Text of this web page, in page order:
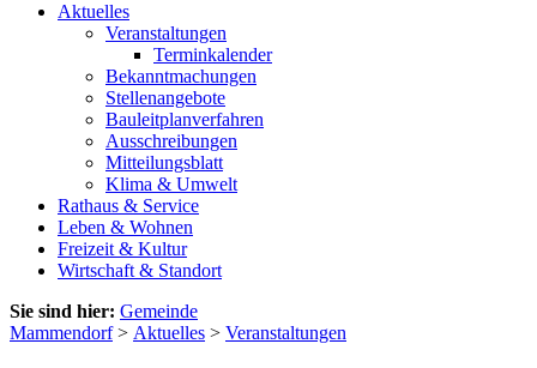
Aktuelles
Veranstaltungen
Terminkalender
Bekanntmachungen
Stellenangebote
Bauleitplanverfahren
Ausschreibungen
Mitteilungsblatt
Klima & Umwelt
Rathaus & Service
Leben & Wohnen
Freizeit & Kultur
Wirtschaft & Standort
Sie sind hier: Gemeinde
Mammendorf> Aktuelles > Veranstaltungen